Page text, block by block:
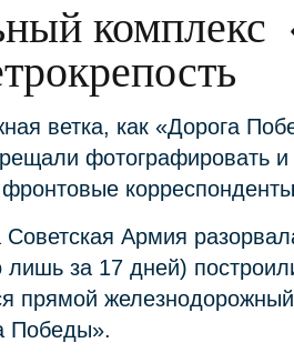
комплекс
ветка, как «Дорога
фотографировать
Советская Армия
лишь за 17 дней)
прямой
Победы».